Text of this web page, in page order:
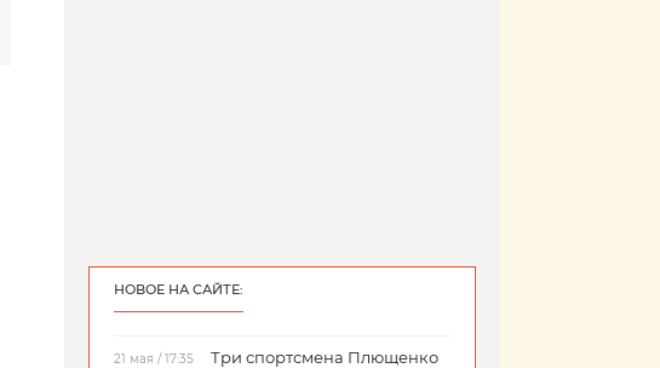
НОВОЕ НА САЙТЕ:
21 мая / 17:35
Три спортсмена Плющенко